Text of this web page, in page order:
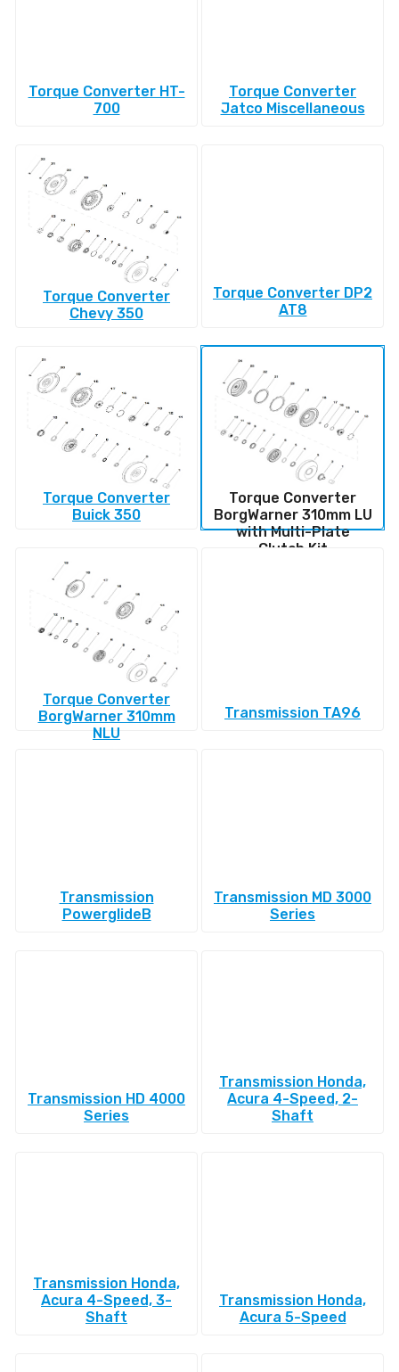
Torque Converter HT-
700
Torque Converter
Jatco Miscellaneous
Torque Converter
Chevy 350
Torque Converter DP2
AT8
Torque Converter
Buick 350
Torque Converter
BorgWarner 310mm LU
with Multi-Plate
Clutch Kit
Torque Converter
BorgWarner 310mm
NLU
Transmission TA96
Transmission
PowerglideВ
Transmission MD 3000
Series
Transmission HD 4000
Series
Transmission Honda,
Acura 4-Speed, 2-
Shaft
Transmission Honda,
Acura 4-Speed, 3-
Shaft
Transmission Honda,
Acura 5-Speed